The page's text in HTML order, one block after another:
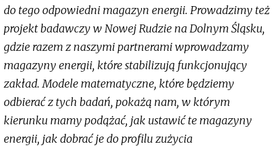
do tego odpowiedni magazyn energii. Prowadzimy też
projekt badawczy w Nowej Rudzie na Dolnym Śląsku,
gdzie razem z naszymi partnerami wprowadzamy
magazyny energii, które stabilizują funkcjonujący
zakład. Modele matematyczne, które będziemy
odbierać z tych badań, pokażą nam, w którym
kierunku mamy podążać, jak ustawić te magazyny
energii, jak dobrać je do profilu zużycia